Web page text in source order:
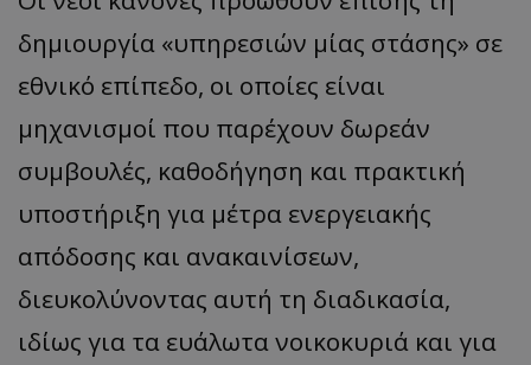
δημιουργία «υπηρεσιών μίας στάσης» σε
εθνικό επίπεδο, οι οποίες είναι
μηχανισμοί που παρέχουν δωρεάν
συμβουλές, καθοδήγηση και πρακτική
υποστήριξη για μέτρα ενεργειακής
απόδοσης και ανακαινίσεων,
διευκολύνοντας αυτή τη διαδικασία,
ιδίως για τα ευάλωτα νοικοκυριά και για